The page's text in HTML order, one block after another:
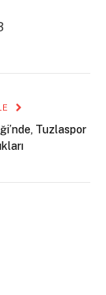
Tuzlaspor